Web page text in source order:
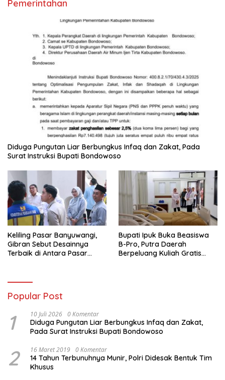
Pemerintahan
Diduga Pungutan Liar Berbungkus Infaq dan Zakat, Pada
Surat Instruksi Bupati Bondowoso
Keliling Pasar Banyuwangi,
Gibran Sebut Desainnya
Terbaik di Antara Pasar
Bupati Ipuk Buka Beasiswa
B-Pro, Putra Daerah
Berpeluang Kuliah Gratis
Popular Post
1 10 Juli 2026 0 Komentar
Diduga Pungutan Liar Berbungkus Infaq dan Zakat,
Pada Surat Instruksi Bupati Bondowoso
2 16 Maret 2019 0 Komentar
14 Tahun Terbunuhnya Munir, Polri Didesak Bentuk Tim
Khusus